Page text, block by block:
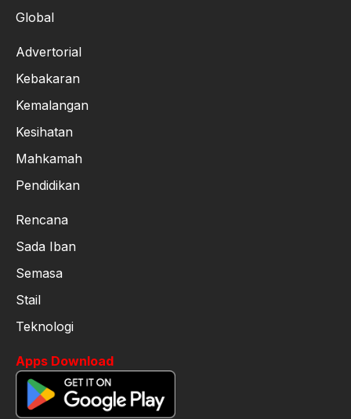
Global
Advertorial
Kebakaran
Kemalangan
Kesihatan
Mahkamah
Pendidikan
Rencana
Sada Iban
Semasa
Stail
Teknologi
Apps Download